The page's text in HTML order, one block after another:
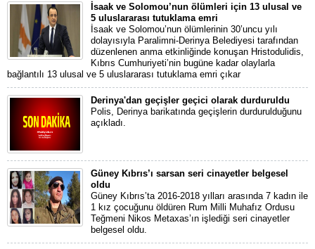
İsaak ve Solomou’nun ölümleri için 13 ulusal ve
5 uluslararası tutuklama emri
İsaak ve Solomou’nun ölümlerinin 30’uncu yılı
dolayısıyla Paralimni-Derinya Belediyesi tarafından
düzenlenen anma etkinliğinde konuşan Hristodulidis,
Kıbrıs Cumhuriyeti’nin bugüne kadar olaylarla
bağlantılı 13 ulusal ve 5 uluslararası tutuklama emri çıkar
Derinya'dan geçişler geçici olarak durduruldu
Polis, Derinya barikatında geçişlerin durdurulduğunu
açıkladı.
Güney Kıbrıs’ı sarsan seri cinayetler belgesel
oldu
Güney Kıbrıs’ta 2016-2018 yılları arasında 7 kadın ile
1 kız çocuğunu öldüren Rum Milli Muhafız Ordusu
Teğmeni Nikos Metaxas’ın işlediği seri cinayetler
belgesel oldu.